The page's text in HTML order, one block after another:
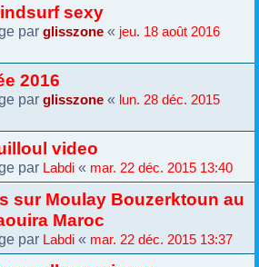
sexy
par glisszone « jeu. 18 août 2016
2016
par glisszone « lun. 28 déc. 2015
video
par Labdi « mar. 22 déc. 2015 13:40
sur Moulay Bouzerktoun au
Maroc
par Labdi « mar. 22 déc. 2015 13:37